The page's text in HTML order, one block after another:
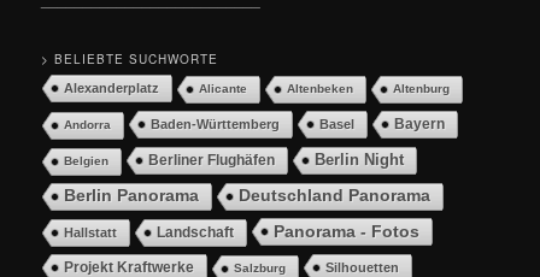
> BELIEBTE SUCHWORTE
Alexanderplatz Alicante Altenbeken Altenburg
Andorra Baden-Württemberg Basel Bayern
Belgien Berliner Flughäfen
Berlin Night
Berlin Panorama
Deutschland Panorama
Hallstatt Landschaft Panorama - Fotos
Projekt Kraftwerke Salzburg Silhouetten